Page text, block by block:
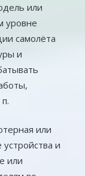
или
уровне
самолёта
и
или
и
или